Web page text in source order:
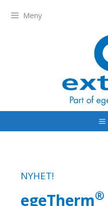
Meny
NYHET!
egeTherm®